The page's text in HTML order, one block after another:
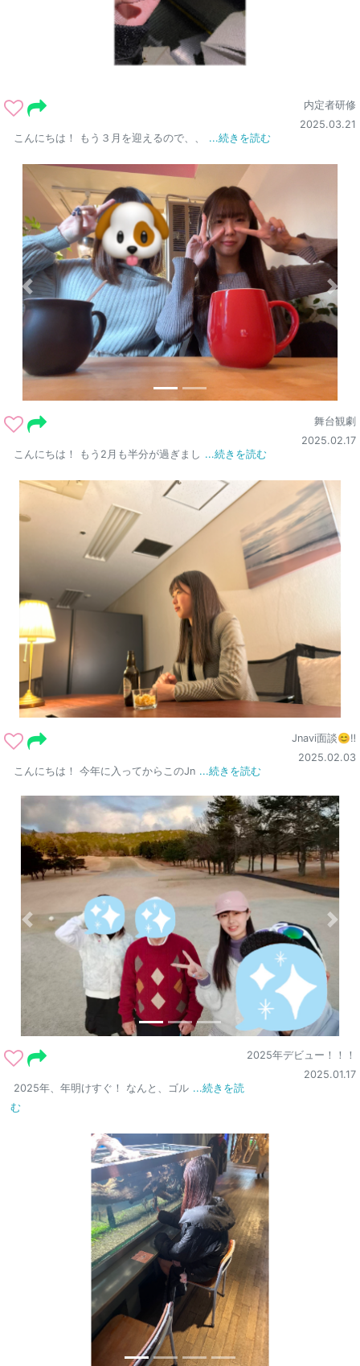
内定者研修
2025.03.21
こんにちは！ もう３月を迎えるので、、
...続きを読む
舞台観劇
2025.02.17
こんにちは！ もう2月も半分が過ぎまし ...続きを読む
Jnavi面談😊‼️
2025.02.03
こんにちは！ 今年に入ってからこのJn ...続きを読む
2025年デビュー！！！
2025.01.17
2025年、年明けすぐ！ なんと、ゴル ...続きを読
む